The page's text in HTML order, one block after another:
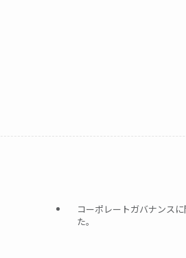
コーポレートガバナンス
た。